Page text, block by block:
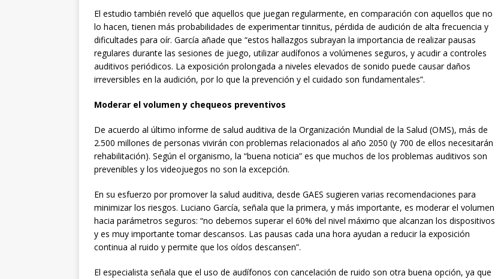
El estudio también reveló que aquellos que juegan regularmente, en comparación con aquellos que no
lo hacen, tienen más probabilidades de experimentar tinnitus, pérdida de audición de alta frecuencia y
dificultades para oír. García añade que “estos hallazgos subrayan la importancia de realizar pausas
regulares durante las sesiones de juego, utilizar audífonos a volúmenes seguros, y acudir a controles
auditivos periódicos. La exposición prolongada a niveles elevados de sonido puede causar daños
irreversibles en la audición, por lo que la prevención y el cuidado son fundamentales”.
Moderar el volumen y chequeos preventivos
De acuerdo al último informe de salud auditiva de la Organización Mundial de la Salud (OMS), más de
2.500 millones de personas vivirán con problemas relacionados al año 2050 (y 700 de ellos necesitarán
rehabilitación). Según el organismo, la “buena noticia” es que muchos de los problemas auditivos son
prevenibles y los videojuegos no son la excepción.
En su esfuerzo por promover la salud auditiva, desde GAES sugieren varias recomendaciones para
minimizar los riesgos. Luciano García, señala que la primera, y más importante, es moderar el volumen
hacia parámetros seguros: “no debemos superar el 60% del nivel máximo que alcanzan los dispositivos
y es muy importante tomar descansos. Las pausas cada una hora ayudan a reducir la exposición
continua al ruido y permite que los oídos descansen”.
El especialista señala que el uso de audífonos con cancelación de ruido son otra buena opción, ya que